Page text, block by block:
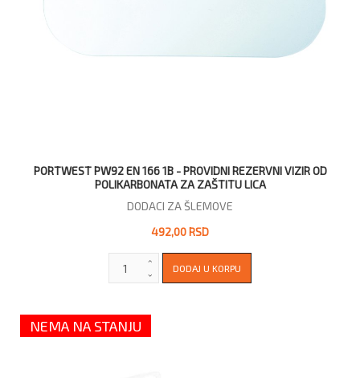
PORTWEST PW92 EN 166 1B - PROVIDNI REZERVNI VIZIR OD
POLIKARBONATA ZA ZAŠTITU LICA
DODACI ZA ŠLEMOVE
492,00 RSD
NEMA NA STANJU